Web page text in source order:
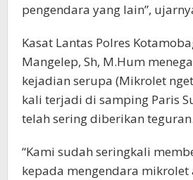
pengendara yang lain”,
Kasat Lantas Polres
Mangelep, Sh, M.Hum
kejadian serupa (Mikrolet
kali terjadi di samping Paris
telah sering diberikan teguran.
“Kami sudah seringkali
kepada mengendara